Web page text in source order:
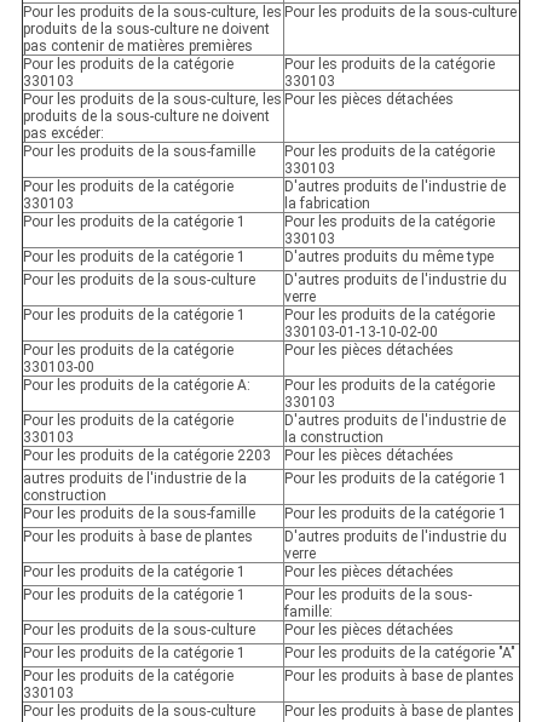
Pour les produits de la sous-culture, les
produits de la sous-culture ne doivent
pas contenir de matières premières
Pour les produits de la sous-culture
Pour les produits de la catégorie
330103
Pour les produits de la catégorie
330103
Pour les produits de la sous-culture, les
produits de la sous-culture ne doivent
pas excéder:
Pour les pièces détachées
Pour les produits de la sous-famille
Pour les produits de la catégorie
330103
Pour les produits de la catégorie
330103
D'autres produits de l'industrie de
la fabrication
Pour les produits de la catégorie 1
Pour les produits de la catégorie
330103
Pour les produits de la catégorie 1
D'autres produits du même type
Pour les produits de la sous-culture
D'autres produits de l'industrie du
verre
Pour les produits de la catégorie 1
Pour les produits de la catégorie
330103-01-13-10-02-00
Pour les produits de la catégorie
330103-00
Pour les pièces détachées
Pour les produits de la catégorie A:
Pour les produits de la catégorie
330103
Pour les produits de la catégorie
330103
D'autres produits de l'industrie de
la construction
Pour les produits de la catégorie 2203
Pour les pièces détachées
autres produits de l'industrie de la
construction
Pour les produits de la catégorie 1
Pour les produits de la sous-famille
Pour les produits de la catégorie 1
Pour les produits à base de plantes
D'autres produits de l'industrie du
verre
Pour les produits de la catégorie 1
Pour les pièces détachées
Pour les produits de la catégorie 1
Pour les produits de la sous-
famille:
Pour les produits de la sous-culture
Pour les pièces détachées
Pour les produits de la catégorie 1
Pour les produits de la catégorie "A"
Pour les produits de la catégorie
330103
Pour les produits à base de plantes
Pour les produits de la sous-culture
Pour les produits à base de plantes